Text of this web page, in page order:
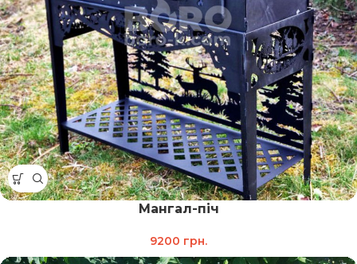
Мангал-піч
9200 грн.